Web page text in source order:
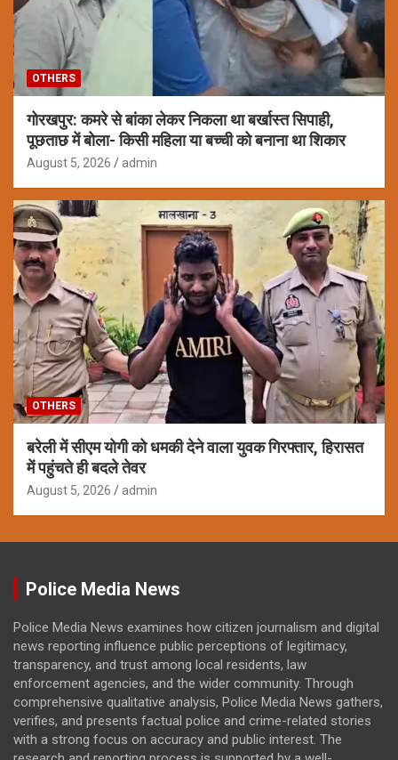
OTHERS
गोरखपुर: कमरे से बांका लेकर निकला था बर्खास्त सिपाही,
पूछताछ में बोला- किसी महिला या बच्ची को बनाना था शिकार
August 5, 2026 admin
OTHERS
बरेली में सीएम योगी को धमकी देने वाला युवक गिरफ्तार, हिरासत
में पहुंचते ही बदले तेवर
August 5, 2026 admin
Police Media News
Police Media News examines how citizen journalism and digital
news reporting influence public perceptions of legitimacy,
transparency, and trust among local residents, law
enforcement agencies, and the wider community. Through
comprehensive qualitative analysis, Police Media News gathers,
verifies, and presents factual police and crime-related stories
with a strong focus on accuracy and public interest. The